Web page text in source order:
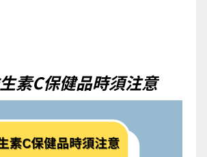
素C保健品時須注意